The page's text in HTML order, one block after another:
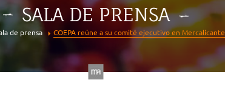
SALA DE PRENSA
de prensa COEPA reúne a su comité ejecutivo en Mercalicante